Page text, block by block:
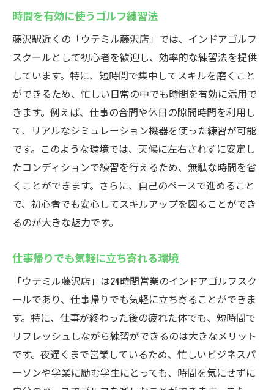
時間を有効に使うゴルフ練習法
藤沢駅近くの「ウテミル藤沢店」では、インドアゴルフ
スクールとして初心者を歓迎し、効率的な練習法を提供
しています。特に、短時間で集中してスキルを磨くこと
ができるため、忙しい日常の中でも時間を有効に活用で
きます。例えば、仕事の合間や休日の隙間時間を利用し
て、リアルなシミュレーション機器を使った練習が可能
です。このような環境では、天候に左右されずに安定し
たコンディションで練習を行えるため、無駄な時間を省
くことができます。さらに、自己のペースで進めること
で、初心者でも安心してスキルアップを図ることができ
るのが大きな魅力です。
仕事帰りでも気軽に立ち寄れる環境
「ウテミル藤沢店」は24時間営業のインドアゴルフスク
ールであり、仕事帰りでも気軽に立ち寄ることができま
す。特に、仕事が終わった後の疲れた体でも、短時間で
リフレッシュしながら練習ができるのは大きなメリット
です。夜遅くまで営業しているため、忙しいビジネスパ
ーソンや学業に励む学生にとっても、時間を気にせずに